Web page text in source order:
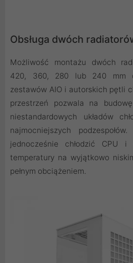
Obsługa dwóch
Możliwość montażu dwóch
420, 360, 280 lub 240 mm
zestawów AIO i autorskich pętli
przestrzeń pozwala na
niestandardowych układów
najmocniejszych
jednocześnie chłodzić CPU i
temperatury na wyjątkowo
pełnym obciążeniem.